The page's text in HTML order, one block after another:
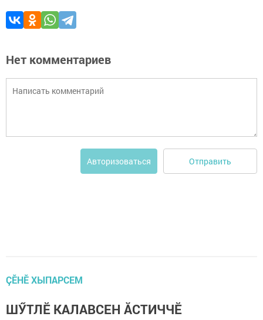
Нет комментариев
Авторизоваться Отправить
ÇӖНӖ ХЫПАРСЕМ
ШӲТЛӖ КАЛАВСЕН ĂСТИЧЧӖ